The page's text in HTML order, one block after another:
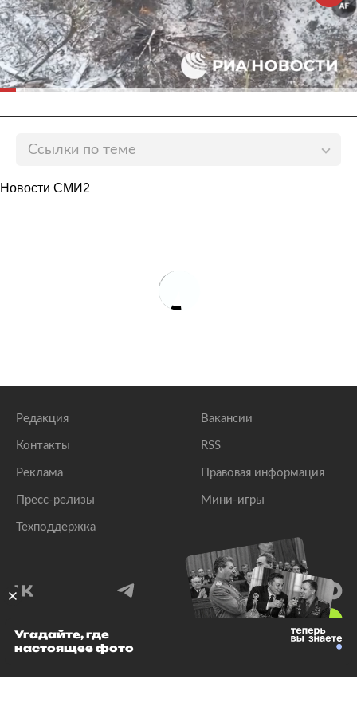
Ссылки по теме
границу бездумной политикой
Белоруссия заявила о готовности жестко ответить
на любые новые санкции
Новости СМИ2
Редакция
Контакты
Реклама
Пресс-релизы
Техподдержка
Вакансии
RSS
Правовая информация
Мини-игры
© 1999–2026 Все права защищены.
Угадайте, где
настоящее фото